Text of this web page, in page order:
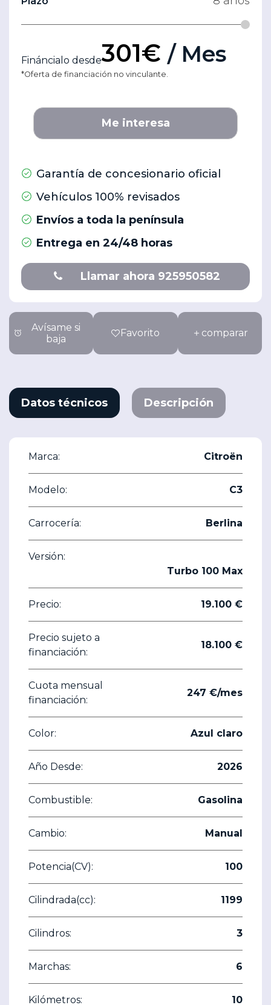
Fináncialo desde301€ / Mes
*Oferta de financiación no vinculante.
Me interesa
Garantía de concesionario oficial
Vehículos 100% revisados
Envíos a toda la península
Entrega en 24/48 horas
Llamar ahora 925950582
Avísame si
baja
Favorito comparar
Datos técnicos Descripción
Marca: Citroën
Modelo: C3
Carrocería: Berlina
Versión:
Turbo 100 Max
Precio: 19.100 €
Precio sujeto a
financiación:
18.100 €
Cuota mensual
financiación:
247 €/mes
Color: Azul claro
Año Desde: 2026
Combustible: Gasolina
Cambio: Manual
Potencia(CV): 100
Cilindrada(cc): 1199
Cilindros: 3
Marchas: 6
Kilómetros: 10